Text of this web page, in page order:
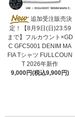
追加受注販売決
定！【8月9日(日)23:59
まで】フルカウント×GD
C GFC5001 DENIM MA
FIA Tシャツ FULLCOUN
T 2026年新作
9,000円(税込9,900円)